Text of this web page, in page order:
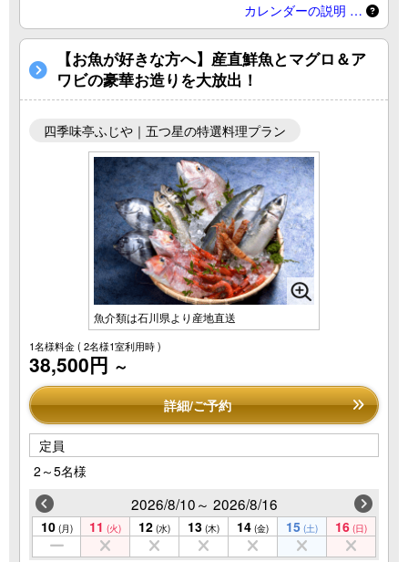
カレンダーの説明 …
【お魚が好きな方へ】産直鮮魚とマグロ＆ア
ワビの豪華お造りを大放出！
四季味亭ふじや｜五つ星の特選料理プラン
魚介類は石川県より産地直送
1名様料金( 2名様1室利用時 )
38,500円 ～
詳細/ご予約
定員
2～5名様
2026/8/10～ 2026/8/16
10 (月) 11 (火) 12 (水) 13 (木) 14 (金) 15 (土) 16 (日)